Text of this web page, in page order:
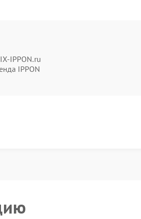
компонентов или нарушениях в
необходимым шагом, так как
IPPON.ru
IPPON